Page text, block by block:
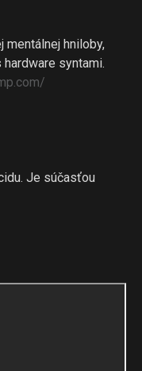
hniloby,
syntami.
Je súčasťou